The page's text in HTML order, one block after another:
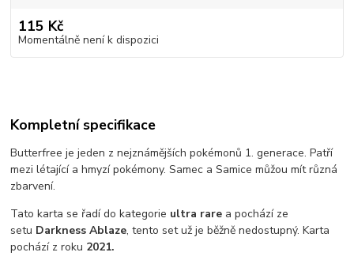
115 Kč
Momentálně není k dispozici
Kompletní specifikace
Butterfree je jeden z nejznámějších pokémonů 1. generace. Patří
mezi létající a hmyzí pokémony. Samec a Samice můžou mít různá
zbarvení.
Tato karta se řadí do kategorie ultra rare a pochází ze
setu Darkness Ablaze, tento set už je běžně nedostupný. Karta
pochází z roku 2021.